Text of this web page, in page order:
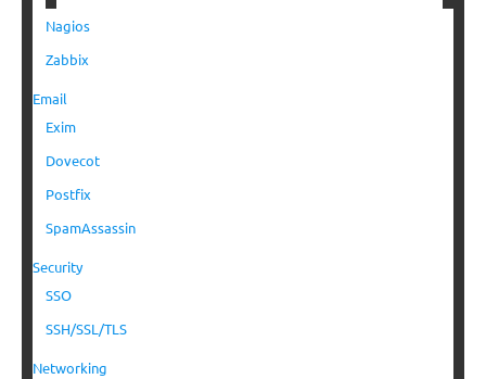
Nagios
Zabbix
Email
Exim
Dovecot
Postfix
SpamAssassin
Security
SSO
SSH/SSL/TLS
Networking